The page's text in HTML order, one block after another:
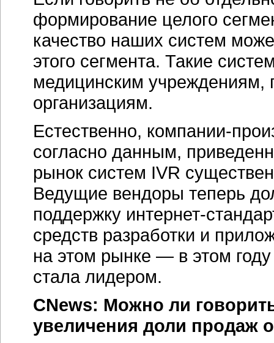
формирование целого
качество наших систем
этого сегмента. Такие
медицинским учреждениям,
организациям.
Естественно, компании-
согласно данным,
рынок систем IVR
Ведущие вендоры теперь
поддержку интернет-
средств разработки и
на этом рынке — в этом
стала лидером.
CNews: Можно ли
увеличения доли продаж